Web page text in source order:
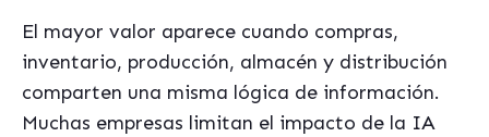
El mayor valor aparece cuando compras,
inventario, producción, almacén y distribución
comparten una misma lógica de información.
Muchas empresas limitan el impacto de la IA